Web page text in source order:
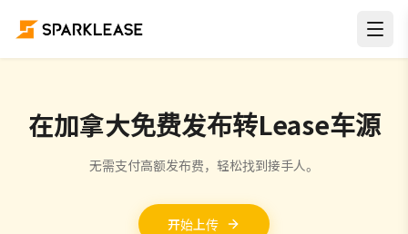
在加拿大免费发布转Lease车源
无需支付高额发布费，轻松找到接手人。
开始上传